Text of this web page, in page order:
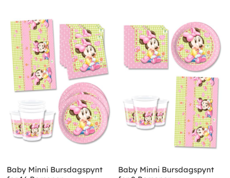
Baby Minni Bursdagspynt
Baby Minni Bursdagspynt